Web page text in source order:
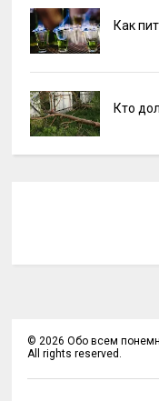
Как
Кто
©2026 Обо всем
All rights reserved.